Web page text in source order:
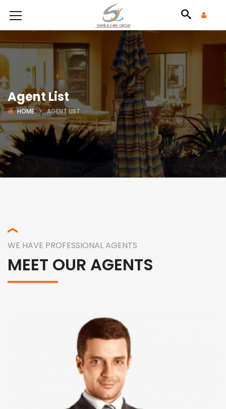
Agent List
HOME AGENT LIST
WE HAVE PROFESSIONAL AGENTS
MEET OUR AGENTS